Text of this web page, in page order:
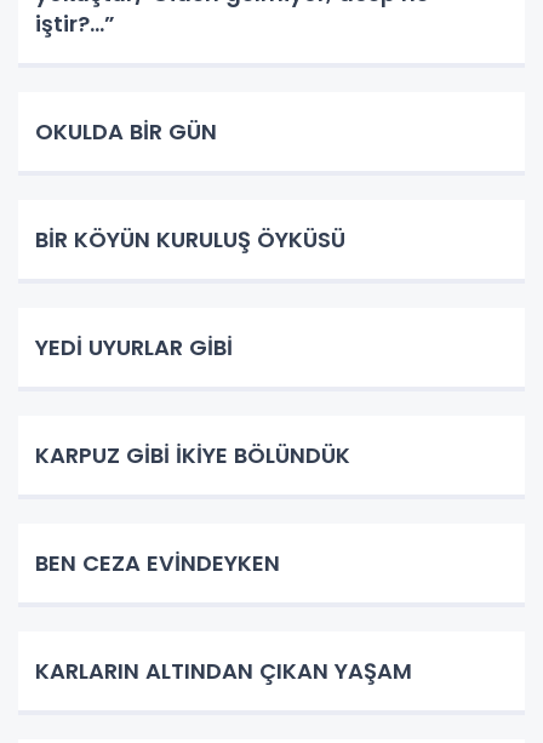
iştir?...”
OKULDA BİR GÜN
BİR KÖYÜN KURULUŞ ÖYKÜSÜ
YEDİ UYURLAR GİBİ
KARPUZ GİBİ İKİYE BÖLÜNDÜK
BEN CEZA EVİNDEYKEN
KARLARIN ALTINDAN ÇIKAN YAŞAM